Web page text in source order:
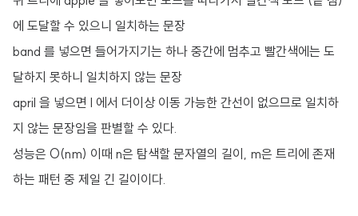
에 도달할 수 있으니 일치하는 문장
band 를 넣으면 들어가지기는 하나 중간에 멈추고 빨간색에는 도
달하지 못하니 일치하지 않는 문장
april 을 넣으면 l 에서 더이상 이동 가능한 간선이 없으므로 일치하
지 않는 문장임을 판별할 수 있다.
성능은 O(nm) 이때 n은 탐색할 문자열의 길이, m은 트리에 존재
하는 패턴 중 제일 긴 길이이다.